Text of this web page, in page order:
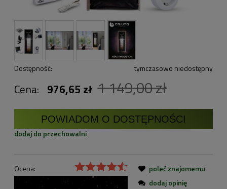
Dostępność: tymczasowo niedostępny
Cena: 976,65 zł 1 149,00 zł
POWIADOM O DOSTĘPNOŚCI
dodaj do przechowalni
Ocena:
poleć znajomemu
dodaj opinię